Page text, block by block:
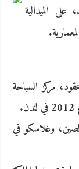
الميدالية
مركز السباحة
وغلاسكو في